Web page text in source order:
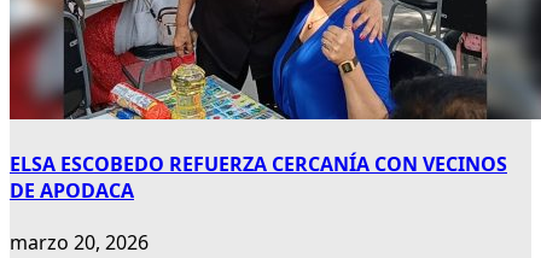
ELSA ESCOBEDO REFUERZA CERCANÍA CON VECINOS
DE APODACA
marzo 20, 2026